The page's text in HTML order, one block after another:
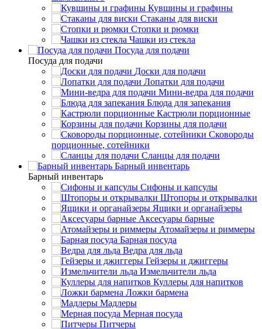
Кувшины и графины
Стаканы для виски
Стопки и рюмки
Чашки из стекла
Посуда для подачи
Посуда для подачи
Доски для подачи
Лопатки для подачи
Мини-ведра для подачи
Блюда для запекания
Кастрюли порционные
Корзины для подачи
Сковороды
порционные, сотейники
Сланцы для подачи
Барный инвентарь
Барный инвентарь
Сифоны и капсулы
Штопоры и открывалки
Ящики и органайзеры
Аксесуары барные
Атомайзеры и риммеры
Барная посуда
Ведра для льда
Гейзеры и джиггеры
Измельчители льда
Куллеры для напитков
Ложки бармена
Мадлеры
Мерная посуда
Питчеры